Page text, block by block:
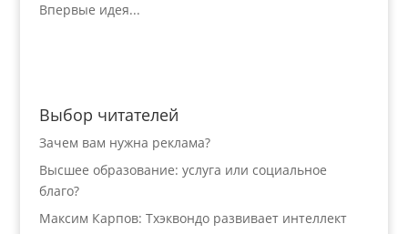
Впервые идея...
Выбор читателей
Зачем вам нужна реклама?
Высшее образование: услуга или социальное
благо?
Максим Карпов: Тхэквондо развивает интеллект